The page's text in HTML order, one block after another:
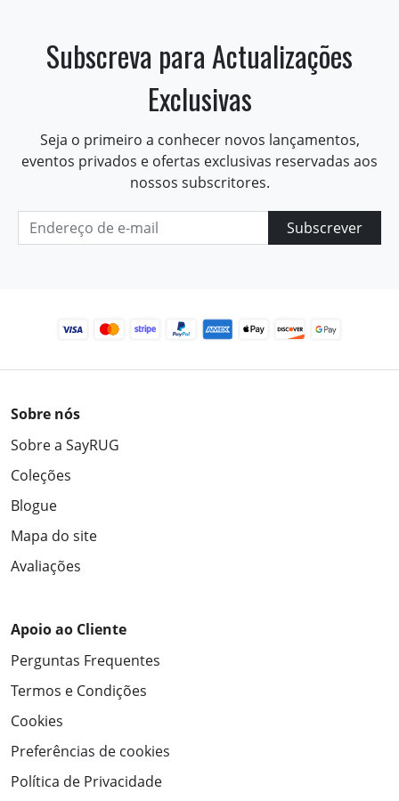
Subscreva para Actualizações
Exclusivas
Seja o primeiro a conhecer novos lançamentos,
eventos privados e ofertas exclusivas reservadas aos
nossos subscritores.
Subscrever
Sobre nós
Sobre a SayRUG
Coleções
Blogue
Mapa do site
Avaliações
Apoio ao Cliente
Perguntas Frequentes
Termos e Condições
Cookies
Preferências de cookies
Política de Privacidade